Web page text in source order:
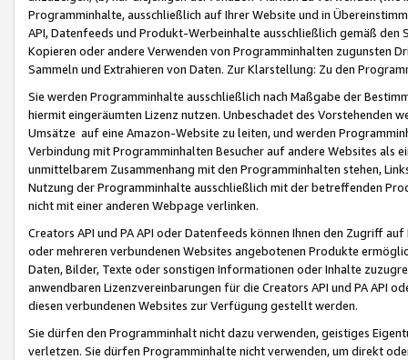
Programminhalte, ausschließlich auf Ihrer Website und in
API, Datenfeeds und Produkt-Werbeinhalte ausschließlich gemäß
Kopieren oder andere Verwenden von Programminhalten zugunsten
Sammeln und Extrahieren von Daten. Zur Klarstellung: Zu den
Sie werden Programminhalte ausschließlich nach Maßgabe der
hiermit eingeräumten Lizenz nutzen. Unbeschadet des Vorstehenden
Umsätze auf eine Amazon-Website zu leiten, und werden
Verbindung mit Programminhalten Besucher auf andere Websites als
unmittelbarem Zusammenhang mit den Programminhalten stehen,
Nutzung der Programminhalte ausschließlich mit der betreffenden
nicht mit einer anderen Webpage verlinken.
Creators API und PA API oder Datenfeeds können Ihnen den Zugriff
oder mehreren verbundenen Websites angebotenen Produkte
Daten, Bilder, Texte oder sonstigen Informationen oder Inhalte
anwendbaren Lizenzvereinbarungen für die Creators API und PA API
diesen verbundenen Websites zur Verfügung gestellt werden.
Sie dürfen den Programminhalt nicht dazu verwenden, geistiges
verletzen. Sie dürfen Programminhalte nicht verwenden, um direkt